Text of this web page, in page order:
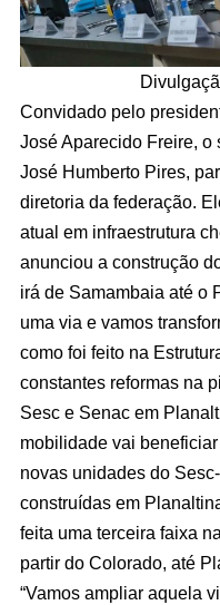
Convidado pelo
José Aparecido Freire, o
José Humberto Pires,
diretoria da federação.
atual em infraestrutura
anunciou a construção
irá de Samambaia até o
uma via e vamos
como foi feito na
constantes reformas na
Sesc e Senac em
mobilidade vai
novas unidades do
construídas em
feita uma terceira faixa
partir do Colorado, até
“Vamos ampliar aquela